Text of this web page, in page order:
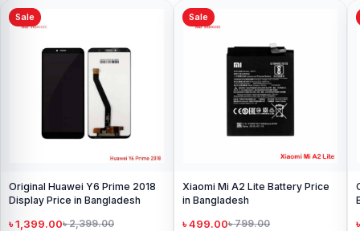
Sale
Original Huawei Y6 Prime 2018
Display Price in Bangladesh
৳ 1,399.00৳ 2,399.00
Sale
Xiaomi Mi A2 Lite Battery Price
in Bangladesh
৳ 499.00৳ 799.00